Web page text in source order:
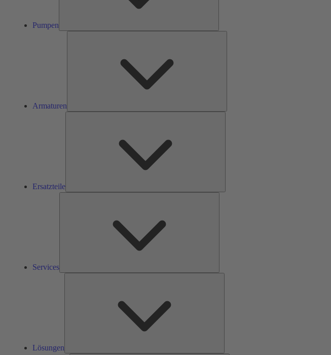
Pumpen
Armaturen
Ersatzteile
Services
Lösungen